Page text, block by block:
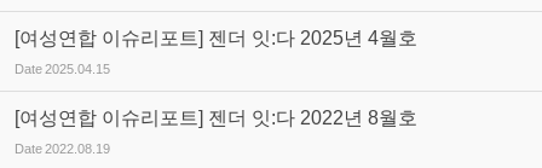
[여성연합 이슈리포트] 젠더 잇:다 2025년 4월호
Date2025.04.15
[여성연합 이슈리포트] 젠더 잇:다 2022년 8월호
Date2022.08.19